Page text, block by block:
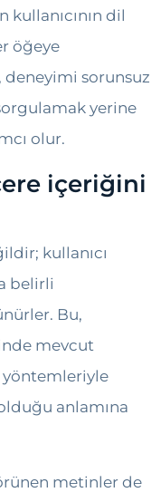
dil
öğeye
deneyimi sorunsuz
yerine
olur.
içeriğini
kullanıcı
belirli
Bu,
mevcut
anlamına
metinler de